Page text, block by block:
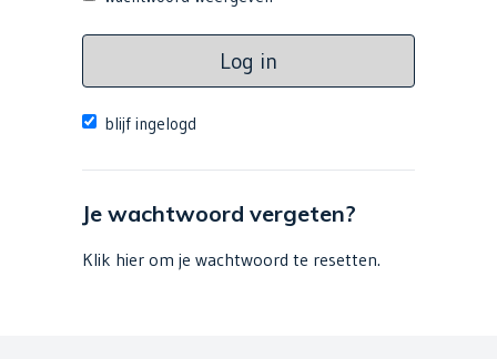
Log in
blijf ingelogd
Je wachtwoord vergeten?
Klik hier om je wachtwoord te resetten.